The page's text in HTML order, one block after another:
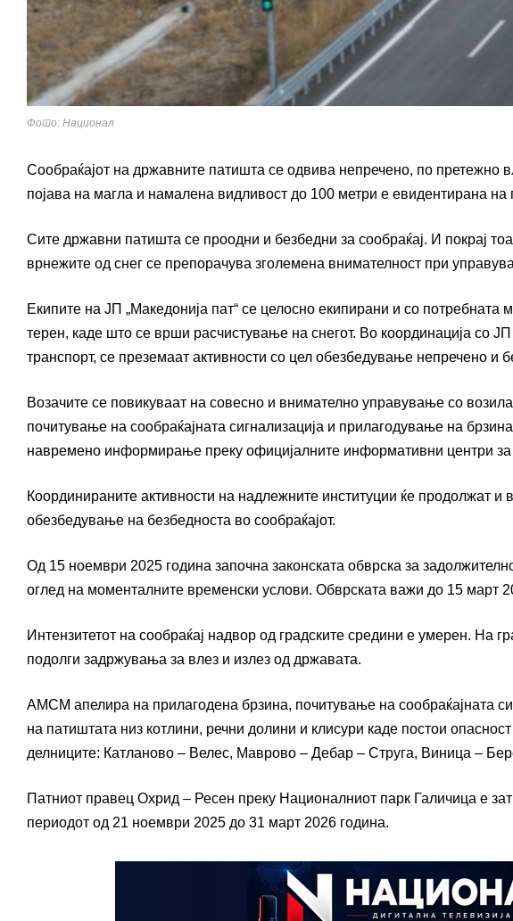
Фото: Национал
Сообраќајот на државните патишта се одвива непречено, по претежно
појава на магла и намалена видливост до 100 метри е евидентирана
Сите државни патишта се проодни и безбедни за сообраќај. И покрај
врнежите од снег се препорачува зголемена внимателност при
Екипите на ЈП „Македонија пат“ се целосно екипирани и со потребната
терен, каде што се врши расчистување на снегот. Во координација со
транспорт, се преземаат активности со цел обезбедување непречено и
Возачите се повикуваат на совесно и внимателно управување со
почитување на сообраќајната сигнализација и прилагодување на
навремено информирање преку официјалните информативни центри за
Координираните активности на надлежните институции ќе продолжат и
обезбедување на безбедноста во сообраќајот.
Од 15 ноември 2025 година започна законската обврска за
оглед на моменталните временски услови. Обврската важи до 15 март
Интензитетот на сообраќај надвор од градските средини е умерен. На
подолги задржувања за влез и излез од државата.
АМСМ апелира на прилагодена брзина, почитување на сообраќајната
на патиштата низ котлини, речни долини и клисури каде постои
делниците: Катланово – Велес, Маврово – Дебар – Струга, Виница –
Патниот правец Охрид – Ресен преку Националниот парк Галичица е
периодот од 21 ноември 2025 до 31 март 2026 година.